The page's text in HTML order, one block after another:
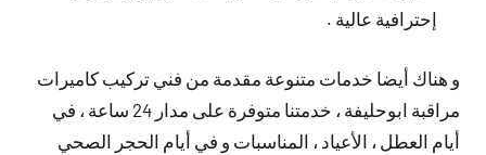
إحترافية عالية .
و هناك أيضا خدمات متنوعة مقدمة من فني تركيب كاميرات
مراقبة ابوحليفة ، خدمتنا متوفرة على مدار 24 ساعة ، في
أيام العطل ، الأعياد ، المناسبات و في أيام الحجر الصحي